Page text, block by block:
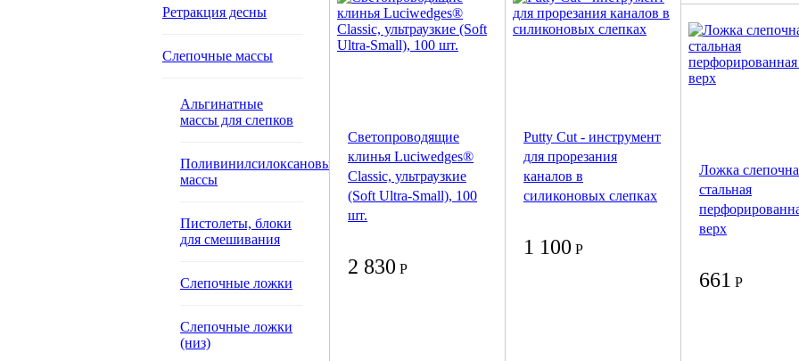
Ретракция десны
Слепочные массы
Альгинатные
массы для слепков
Поливинилсилоксановые
массы
Пистолеты, блоки
для смешивания
Слепочные ложки
Слепочные ложки
(низ)
Светопроводящие
клинья Luciwedges®
Classic, ультраузкие
(Soft Ultra-Small), 100
шт.
2 830 Р
Putty Cut - инструмент
для прорезания
каналов в
силиконовых слепках
1 100 Р
Ложка
стальная
верх
661 Р